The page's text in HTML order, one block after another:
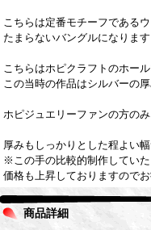
こちらは定番モチーフである
たまらないバングルになりま
こちらはホピクラフトのホー
この当時の作品はシルバーの
ホピジュエリーファンの方の
厚みもしっかりとした程よい
※この手の比較的制作してい
価格も上昇しておりますので
商品詳細